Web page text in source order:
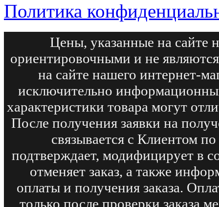
Политика
Цены, указанные на сайте
ориентировочными и не
на сайте нашего интернет-
исключительно
характеристики товара могут
После получения заявки на
связывается с Клиентом
подтверждает, модифицирует в
отменяет заказ, а также
оплаты и получения заказа.
только после проверки заказа